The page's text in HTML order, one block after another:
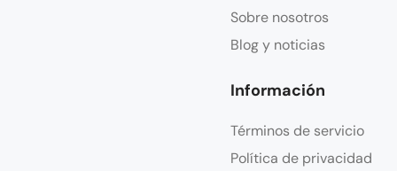
Sobre nosotros
Blog y noticias
Información
Términos de servicio
Política de privacidad